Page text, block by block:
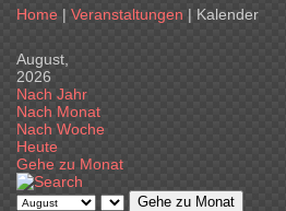
Home |Veranstaltungen | Kalender
August,
2026
Nach Jahr
Nach Monat
Nach Woche
Heute
Gehe zu Monat
Gehe zu Monat